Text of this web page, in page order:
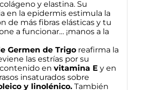
y elastina. Su
en la epidermis estimula la
de más fibras elásticas y tu
a funcionar… ¡manos a la
Germen de Trigoreafirma la
las estrías por su
en vitamina E y en
insaturados sobre
y linolénico.También